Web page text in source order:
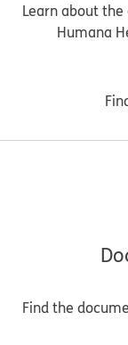
Learn about
Humana
Find the